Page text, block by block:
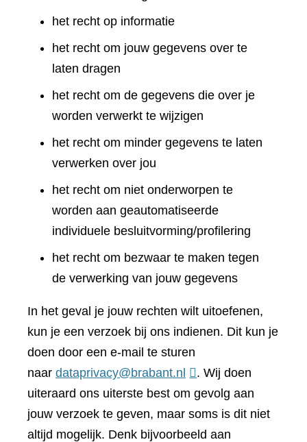
het recht op informatie
het recht om jouw gegevens over te
laten dragen
het recht om de gegevens die over je
worden verwerkt te wijzigen
het recht om minder gegevens te laten
verwerken over jou
het recht om niet onderworpen te
worden aan geautomatiseerde
individuele besluitvorming/profilering
het recht om bezwaar te maken tegen
de verwerking van jouw gegevens
In het geval je jouw rechten wilt uitoefenen,
kun je een verzoek bij ons indienen. Dit kun je
doen door een e-mail te sturen
naar dataprivacy@brabant.nl
. Wij doen
uiteraard ons uiterste best om gevolg aan
jouw verzoek te geven, maar soms is dit niet
altijd mogelijk. Denk bijvoorbeeld aan